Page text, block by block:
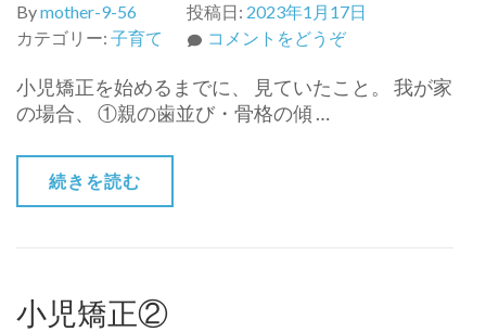
押
す)
Bymother-9-56 投稿日: 2023年1月17日
カテゴリー: 子育て コメントをどうぞ(小
矯
小児矯正を始めるまでに、 見ていたこと。 我が家
の場合、 ①親の歯並び・骨格の傾 …
続きを読む
小児矯正②